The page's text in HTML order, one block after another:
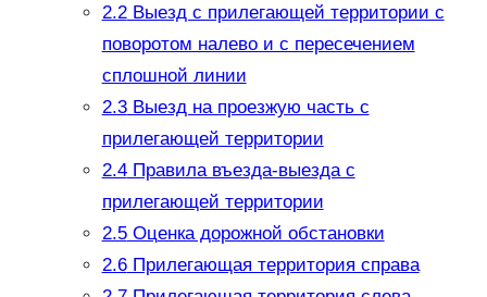
2.2Выезд с прилегающей территории с
поворотом налево и с пересечением
сплошной линии
2.3Выезд на проезжую часть с
прилегающей территории
2.4Правила въезда-выезда с
прилегающей территории
2.5Оценка дорожной обстановки
2.6Прилегающая территория справа